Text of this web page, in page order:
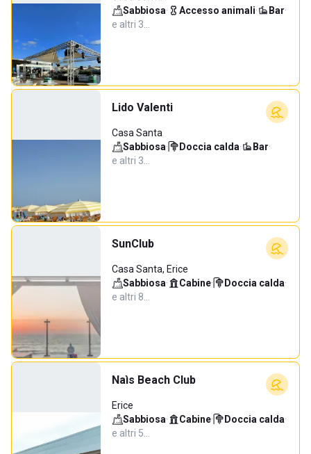
Sabbiosa· Accesso animali· Bar·
e altri 3…
Lido Valenti
Casa Santa
Sabbiosa· Doccia calda· Bar·
e altri 3…
SunClub
Casa Santa, Erice
Sabbiosa· Cabine· Doccia calda·
e altri 8…
Naìs Beach Club
Erice
Sabbiosa· Cabine· Doccia calda·
e altri 5…